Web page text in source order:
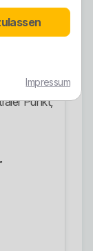
ist die
den
Punkt,
Impressum